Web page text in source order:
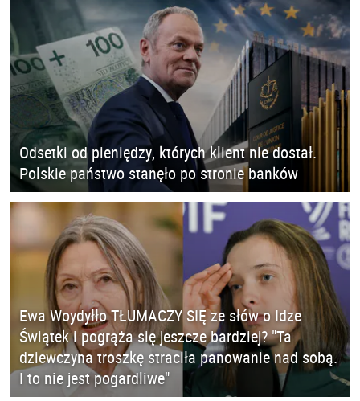
Odsetki od pieniędzy, których klient nie dostał.
Polskie państwo stanęło po stronie banków
Ewa Woydyłło TŁUMACZY SIĘ ze słów o Idze
Świątek i pogrąża się jeszcze bardziej? "Ta
dziewczyna troszkę straciła panowanie nad sobą.
I to nie jest pogardliwe"